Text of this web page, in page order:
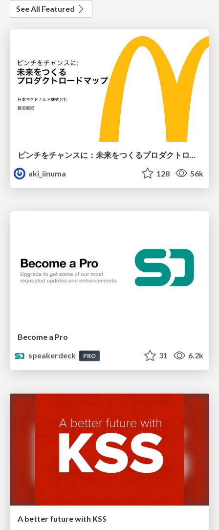
See All Featured
aki_iinuma
128 56k
Become a Pro
speakerdeck
PRO 31 6.2k
A better future with KSS